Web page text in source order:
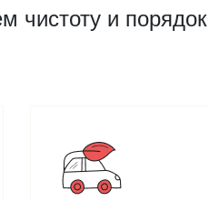
запаха в салоне
чистоту и